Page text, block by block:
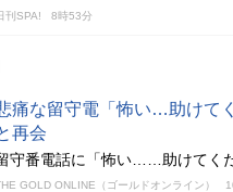
刊SPA! 8時53分
痛な留守電「怖い…助けて
再会
守番電話に「怖い……助けてく
GOLD ONLINE（ゴールドオンライン）